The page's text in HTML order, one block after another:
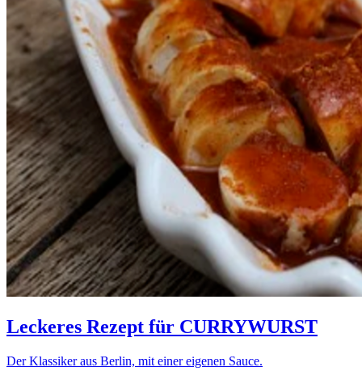
Leckeres Rezept für CURRYWURST
Der Klassiker aus Berlin, mit einer eigenen Sauce.